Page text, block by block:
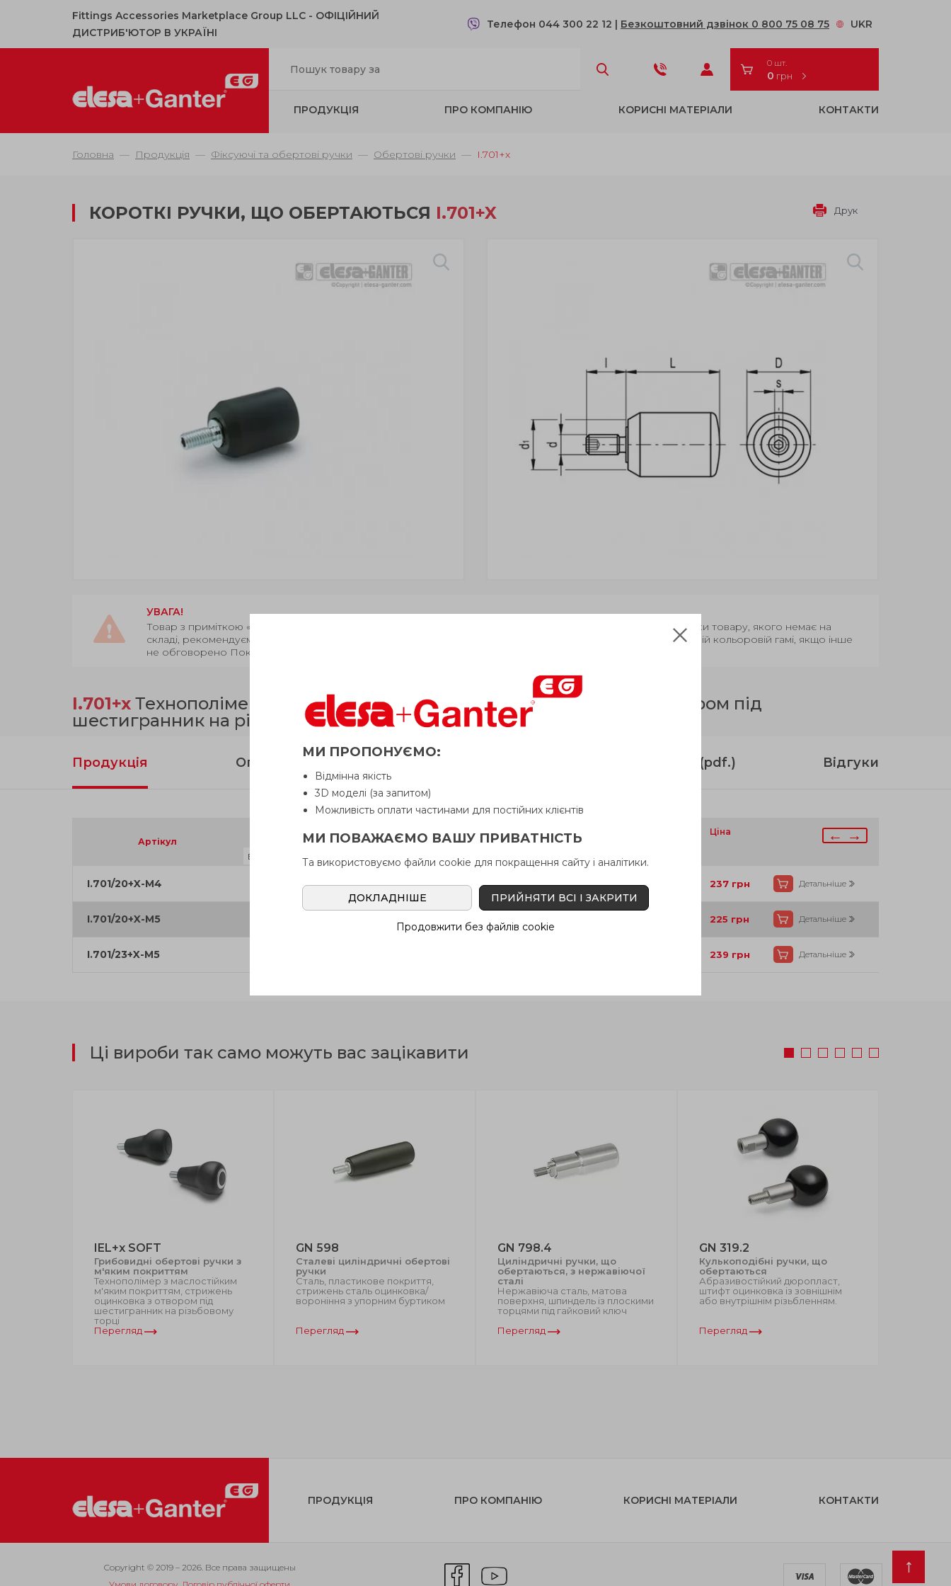
Fittings Accessories Marketplace Group LLC - OФІЦІЙНИЙ
ДИСТРИБ'ЮТОР В УКРАЇНІ
Телефон 044 300 22 12 | Безкоштовний дзвінок 0 800 75 08 75 UKR
0 шт.
0 грн
ПРОДУКЦІЯ ПРО КОМПАНІЮ КОРИСНІ МАТЕРІАЛИ КОНТАКТИ
Головна Продукція Фіксуючі та обертові ручки Обертові ручки I.701+x
КОРОТКІ РУЧКИ, ЩО ОБЕРТАЮТЬСЯ I.701+X Друк
УВАГА!
Товар з приміткою «Є в наявності» відвантажується Покупцеві терміном
. Термін поставки товару, якого немає на
складі, рекомендуємо уточнити у Продавця. Продавець залишає за собою право відпускати товар у базовій кольоровій гамі, якщо інше
не обговорено Покупцем.
I.701+x Технополімер, шпиндель з широким упором оцинковка з отвором під
шестигранник на різьбовому торці
Продукція Опис Інструкція (pdf.) Відгуки
Артікул
d6g L d1 l Ціна ← →
I.701/20+X-M4 M4 20 11 8 2 Так 237 грн Детальніше
I.701/20+X-M5 225 грн Детальніше
I.701/23+X-M5 239 грн Детальніше
Ці вироби так само можуть вас зацікавити
IEL+x SOFT
Грибовидні обертові ручки з
м'яким покриттям
Технополімер з маслостійким
м'яким покриттям, стрижень
оцинковка з отвором під
шестигранник на різьбовому
торці
Перегляд
GN 598
Сталеві циліндричні обертові
ручки
Сталь, пластикове покриття,
стрижень сталь оцинковка/
вороніння з упорним буртиком
Перегляд
GN 798.4
Циліндричні ручки, що
обертаються, з нержавіючої
сталі
Нержавіюча сталь, матова
поверхня, шпиндель із плоскими
торцями під гайковий ключ
Перегляд
GN 319.2
Кулькоподібні ручки, що
обертаються
Абразивостійкий дюропласт,
штифт оцинковка із зовнішнім
або внутрішнім різьбленням.
Перегляд
ПРОДУКЦІЯ ПРО КОМПАНІЮ КОРИСНІ МАТЕРІАЛИ КОНТАКТИ
Copyright © 2019 – 2026. Все права защищены
МИ ПРОПОНУЄМО:
Відмінна якість
3D моделі (за запитом)
Можливість оплати частинами для постійних клієнтів
МИ ПОВАЖАЄМО ВАШУ ПРИВАТНІСТЬ
Та використовуємо файли cookie для покращення сайту і аналітики.
ДОКЛАДНІШЕ ПРИЙНЯТИ ВСІ І ЗАКРИТИ
Продовжити без файлів cookie